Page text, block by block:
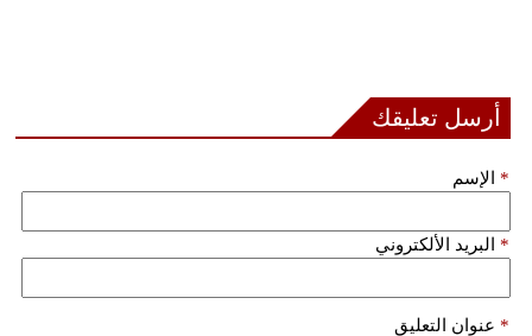
أرسل تعليقك
الإسم *
البريد الألكتروني *
عنوان التعليق *